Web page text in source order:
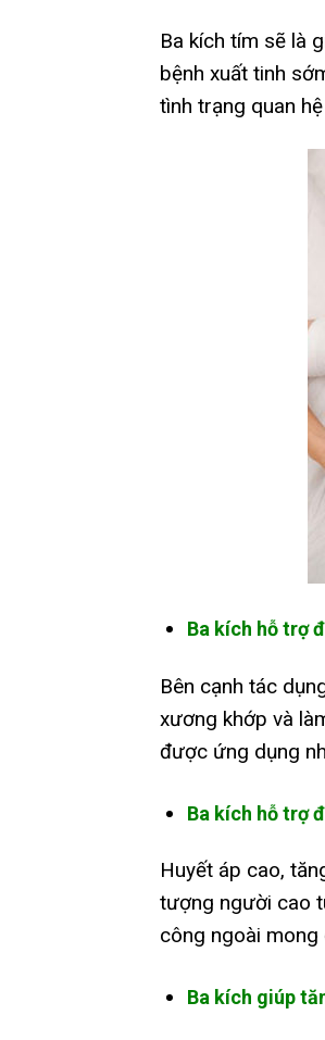
Ba kích tím sẽ là
bệnh xuất tinh
tình trạng quan
Ba kích hỗ trợ
Bên cạnh tác
xương khớp và
được ứng dụng
Ba kích hỗ trợ
Huyết áp cao,
tượng người cao
công ngoài
Ba kích giúp